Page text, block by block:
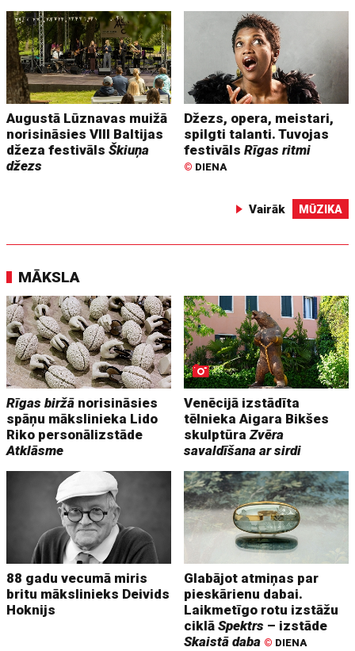
Augustā Lūznavas muižā
norisināsies VIII Baltijas
džeza festivālsŠkiuņa
džezs
Džezs, opera, meistari,
spilgti talanti. Tuvojas
festivālsRīgas ritmi
© DIENA
Vairāk MŪZIKA
MĀKSLA
Rīgas biržā norisināsies
spāņu mākslinieka Lido
Riko personālizstāde
Atklāsme
Venēcijā izstādīta
tēlnieka Aigara Bikšes
skulptūraZvēra
savaldīšana ar sirdi
88 gadu vecumā miris
britu mākslinieks Deivids
Hoknijs
Glabājot atmiņas par
pieskārienu dabai.
Laikmetīgo rotu izstāžu
ciklāSpektrs – izstāde
Skaistā daba © DIENA